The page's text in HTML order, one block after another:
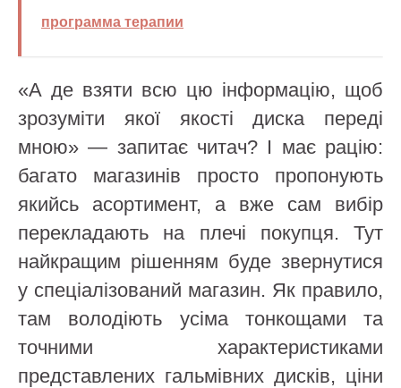
программа терапии
«А де взяти всю цю інформацію, щоб
зрозуміти якої якості диска переді
мною» — запитає читач? І має рацію:
багато магазинів просто пропонують
якийсь асортимент, а вже сам вибір
перекладають на плечі покупця. Тут
найкращим рішенням буде звернутися
у спеціалізований магазин. Як правило,
там володіють усіма тонкощами та
точними характеристиками
представлених гальмівних дисків, ціни